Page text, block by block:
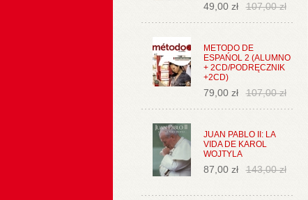
49,00 zł 107,00 zł
METODO DE
ESPAŃOL 2 (ALUMNO
+ 2CD/PODRĘCZNIK
+2CD)
79,00 zł 107,00 zł
JUAN PABLO II: LA
VIDA DE KAROL
WOJTYLA
87,00 zł 143,00 zł